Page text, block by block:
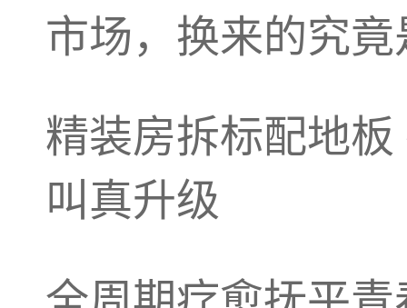
市场，换来的究竟
精装房拆标配地
叫真升级